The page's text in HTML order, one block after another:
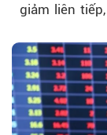
giảm liên